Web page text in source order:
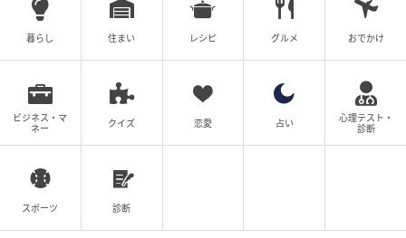
暮らし 住まい レシピ グルメ おでかけ
ビジネス・マ
ネー
クイズ 恋愛 占い
心理テスト・
診断
スポーツ 診断